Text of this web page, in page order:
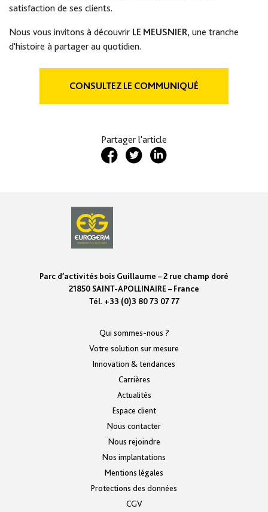
satisfaction de ses clients.
Nous vous invitons à découvrir LE MEUSNIER, une tranche
d'histoire à partager au quotidien.
CONSULTEZ LE COMMUNIQUÉ
Partager l'article
Parc d’activités bois Guillaume – 2 rue champ doré
21850 SAINT-APOLLINAIRE – France
Tél. +33 (0)3 80 73 07 77
Qui sommes-nous ?
Votre solution sur mesure
Innovation & tendances
Carrières
Actualités
Espace client
Nous contacter
Nous rejoindre
Nos implantations
Mentions légales
Protections des données
CGV